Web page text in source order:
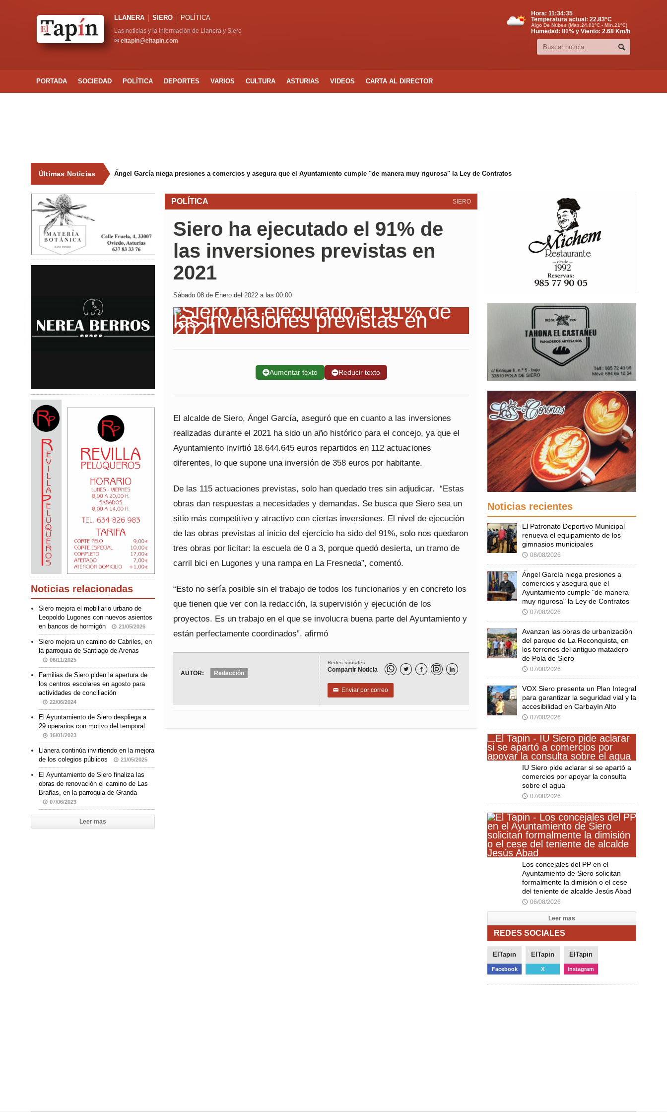
LLANERA SIERO POLÍTICA
Las noticias y la información de Llanera y Siero
✉ eltapin@eltapin.com
Hora: 11:34:35
Temperatura actual: 22.83°C
Algo De Nubes (Max.24.01ºC - Min.21ºC)
Humedad: 81% y Viento: 2.68 Km/h
PORTADA SOCIEDAD POLÍTICA DEPORTES VARIOS CULTURA ASTURIAS VIDEOS CARTA AL DIRECTOR
Últimas Noticias Ángel García niega presiones a comercios y asegura que el Ayuntamiento cumple "de manera muy rigurosa" la Ley de Contratos
SIERO
POLÍTICA
Siero ha ejecutado el 91% de
las inversiones previstas en
2021
Sábado 08 de Enero del 2022 a las 00:00
➕Aumentar texto ➖Reducir texto
El alcalde de Siero, Ángel García, aseguró que en cuanto a las inversiones
realizadas durante el 2021 ha sido un año histórico para el concejo, ya que el
Ayuntamiento invirtió 18.644.645 euros repartidos en 112 actuaciones
diferentes, lo que supone una inversión de 358 euros por habitante.
De las 115 actuaciones previstas, solo han quedado tres sin adjudicar. “Estas
obras dan respuestas a necesidades y demandas. Se busca que Siero sea un
sitio más competitivo y atractivo con ciertas inversiones. El nivel de ejecución
de las obras previstas al inicio del ejercicio ha sido del 91%, solo nos quedaron
tres obras por licitar: la escuela de 0 a 3, porque quedó desierta, un tramo de
carril bici en Lugones y una rampa en La Fresneda”, comentó.
“Esto no sería posible sin el trabajo de todos los funcionarios y en concreto los
que tienen que ver con la redacción, la supervisión y ejecución de los
proyectos. Es un trabajo en el que se involucra buena parte del Ayuntamiento y
están perfectamente coordinados”, afirmó
Redes sociales
Compartir Noticia   
✉ Enviar por correo
AUTOR: Redacción
Noticias relacionadas
Siero mejora el mobiliario urbano de
Leopoldo Lugones con nuevos asientos
en bancos de hormigón
21/05/2026
Siero mejora un camino de Cabriles, en
la parroquia de Santiago de Arenas
06/11/2025
Familias de Siero piden la apertura de
los centros escolares en agosto para
actividades de conciliación
22/06/2024
El Ayuntamiento de Siero despliega a
29 operarios con motivo del temporal
16/01/2023
Llanera continúa invirtiendo en la mejora
de los colegios públicos
21/05/2025
El Ayuntamiento de Siero finaliza las
obras de renovación el camino de Las
Brañas, en la parroquia de Granda
07/06/2023
Leer mas
Noticias recientes
El Patronato Deportivo Municipal
renueva el equipamiento de los
gimnasios municipales
🕔 08/08/2026
Ángel García niega presiones a
comercios y asegura que el
Ayuntamiento cumple "de manera
muy rigurosa" la Ley de Contratos
🕔 07/08/2026
Avanzan las obras de urbanización
del parque de La Reconquista, en
los terrenos del antiguo matadero
de Pola de Siero
🕔 07/08/2026
VOX Siero presenta un Plan Integral
para garantizar la seguridad vial y la
accesibilidad en Carbayín Alto
🕔 07/08/2026
IU Siero pide aclarar si se apartó a
comercios por apoyar la consulta
sobre el agua
🕔 07/08/2026
Los concejales del PP en el
Ayuntamiento de Siero solicitan
formalmente la dimisión o el cese
del teniente de alcalde Jesús Abad
🕔 06/08/2026
Leer mas
REDES SOCIALES
ElTapin
Facebook
ElTapin
X
ElTapin
Instagram